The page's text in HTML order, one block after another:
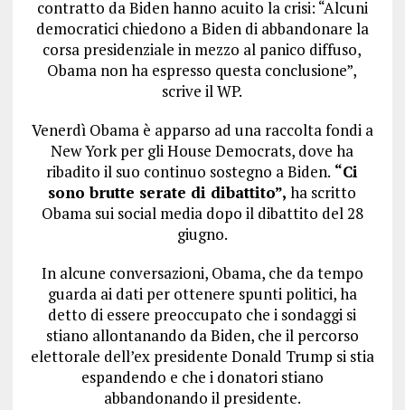
contratto da Biden hanno acuito la crisi: “Alcuni
democratici chiedono a Biden di abbandonare la
corsa presidenziale in mezzo al panico diffuso,
Obama non ha espresso questa conclusione”,
scrive il WP.
Venerdì Obama è apparso ad una raccolta fondi a
New York per gli House Democrats, dove ha
ribadito il suo continuo sostegno a Biden. “Ci
sono brutte serate di dibattito”, ha scritto
Obama sui social media dopo il dibattito del 28
giugno.
In alcune conversazioni, Obama, che da tempo
guarda ai dati per ottenere spunti politici, ha
detto di essere preoccupato che i sondaggi si
stiano allontanando da Biden, che il percorso
elettorale dell’ex presidente Donald Trump si stia
espandendo e che i donatori stiano
abbandonando il presidente.